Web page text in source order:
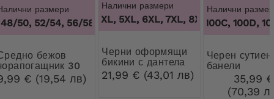
размери
50, 52/54, 56/58, 60/62,44/46, 48/50, 52/54, 56/58,
30
Ribessa
€ (19,54 лв)
Налични размери
3XL, 4XL, 5XL, 6XL, 7XL, 8XL, 9XL, 3XL,
Черни оформящи
бикини с дантела
на цветя
21,99 € (43,01 лв)
Налични
100B, 100C, 100D,
Черен сутиен без
банели
35,99 €
(70,39